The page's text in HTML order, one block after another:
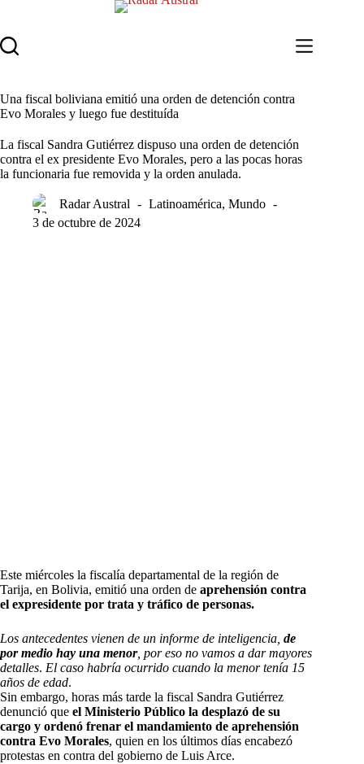
contenido
Una fiscal boliviana emitió una orden de detención contra
Evo Morales y luego fue destituída
La fiscal Sandra Gutiérrez dispuso una orden de detención
contra el ex presidente Evo Morales, pero a las pocas horas
la funcionaria fue removida y la orden anulada.
Radar Austral Latinoamérica, Mundo
3 de octubre de 2024
Este miércoles la fiscalía departamental de la región de
Tarija, en Bolivia, emitió una orden de aprehensión contra
el expresidente por trata y tráfico de personas.
Los antecedentes vienen de un informe de inteligencia, de
por medio hay una menor, por eso no vamos a dar mayores
detalles. El caso habría ocurrido cuando la menor tenía 15
años de edad.
Sin embargo, horas más tarde la fiscal Sandra Gutiérrez
denunció que el Ministerio Público la desplazó de su
cargo y ordenó frenar el mandamiento de aprehensión
contra Evo Morales, quien en los últimos días encabezó
protestas en contra del gobierno de Luis Arce.